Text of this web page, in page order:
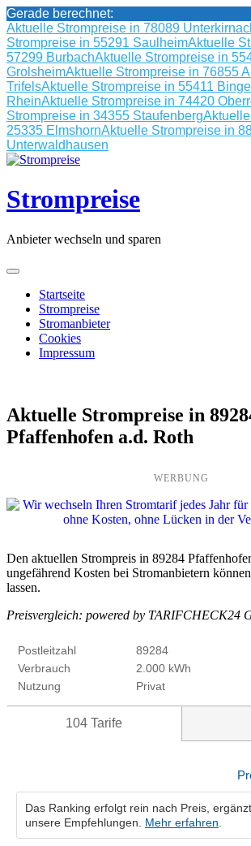
Gerade berechnet:
Aktuelle Strompreise in 78089
Strompreise in 55291 SaulheimAktuelle
57299 BurbachAktuelle Strompreise in
GrolsheimAktuelle Strompreise in 76855
TrifelsAktuelle Strompreise in 55411
RheinAktuelle Strompreise in 74420
Strompreise in 34355 Staufenberg
25335 ElmshornAktuelle Strompreise in
Unterwaldhausen
Skip
content
Strompreise
Anbieter wechseln und sparen
Startseite
Strompreise
Stromanbieter
Cookies
Impressum
Aktuelle Strompreise in
Pfaffenhofen a.d. Roth
WERBUNG
Den aktuellen Strompreis in 89284
ungefährend Kosten bei Stromanbietern
lassen.
Preisvergleich: powered by TARIFCHECK24